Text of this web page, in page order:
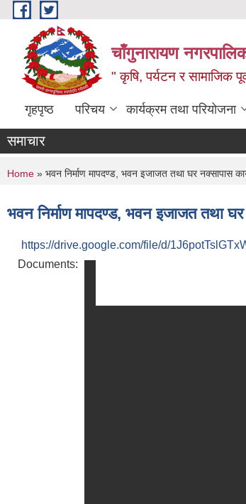
Skip to main content
चाँगुनारायण
" कृषि, पर्यटन र सामाजिक
गृहपृष्ठ परिचय कार्यक्रम तथा परियोजना
समाचार
You are here
Home » भवन निर्माण मापदण्ड, भवन इजाजत तथा घर नक्सापास
भवन निर्माण मापदण्ड, भवन इजाजत तथा
https://drive.google.com/file/d/
Documents: